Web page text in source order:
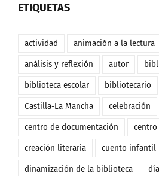
ETIQUETAS
actividad animación a la lectura
análisis y reflexión autor
biblioteca escolar bibliotecario
Castilla-La Mancha celebración
centro de documentación centro
creación literaria cuento infantil
dinamización de la biblioteca